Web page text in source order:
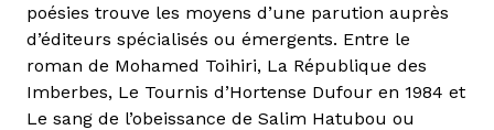
poésies trouve les moyens d’une parution auprès
d’éditeurs spécialisés ou émergents. Entre le
roman de Mohamed Toihiri, La République des
Imberbes, Le Tournis d’Hortense Dufour en 1984 et
Le sang de l’obeissance de Salim Hatubou ou